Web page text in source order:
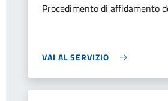
Procedimento di affidamento
VAI AL SERVIZIO